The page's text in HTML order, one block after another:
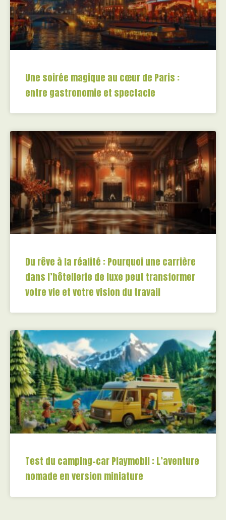
Une soirée magique au cœur de Paris :
entre gastronomie et spectacle
Du rêve à la réalité : Pourquoi une carrière
dans l’hôtellerie de luxe peut transformer
votre vie et votre vision du travail
Test du camping-car Playmobil : L’aventure
nomade en version miniature